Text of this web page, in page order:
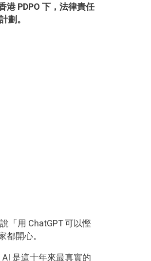
港 PDPO 下，法律責任
劃。
「用 ChatGPT 可以慳
開心。
是這十年來最真實的